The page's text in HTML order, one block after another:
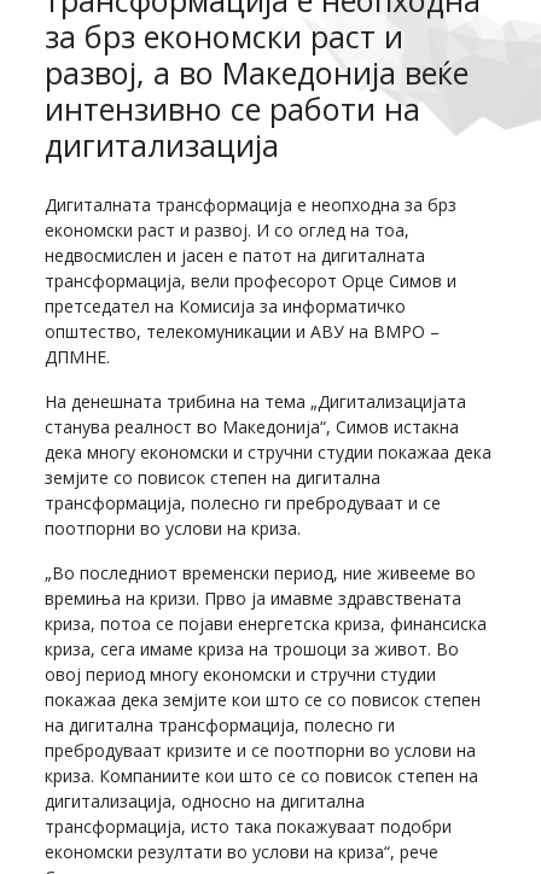
за брз економски раст и
развој, а во Македонија веќе
интензивно се работи на
дигитализација
Дигиталната трансформација е неопходна за брз
економски раст и развој. И со оглед на тоа,
недвосмислен и јасен е патот на дигиталната
трансформација, вели професорот Орце Симов и
претседател на Комисија за информатичко
општество, телекомуникации и АВУ на ВМРО –
ДПМНЕ.
На денешната трибина на тема „Дигитализацијата
станува реалност во Македонија“, Симов истакна
дека многу економски и стручни студии покажаа дека
земјите со повисок степен на дигитална
трансформација, полесно ги пребродуваат и се
поотпорни во услови на криза.
„Во последниот временски период, ние живееме во
времиња на кризи. Прво ја имавме здравствената
криза, потоа се појави енергетска криза, финансиска
криза, сега имаме криза на трошоци за живот. Во
овој период многу економски и стручни студии
покажаа дека земјите кои што се со повисок степен
на дигитална трансформација, полесно ги
пребродуваат кризите и се поотпорни во услови на
криза. Компаниите кои што се со повисок степен на
дигитализација, односно на дигитална
трансформација, исто така покажуваат подобри
економски резултати во услови на криза“, рече